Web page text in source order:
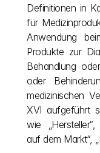
Definitionen in
für
Anwendung
Produkte zur
Behandlung
oder
medizinischen
XVI aufgeführt
wie „Hersteller“,
auf dem Markt“,